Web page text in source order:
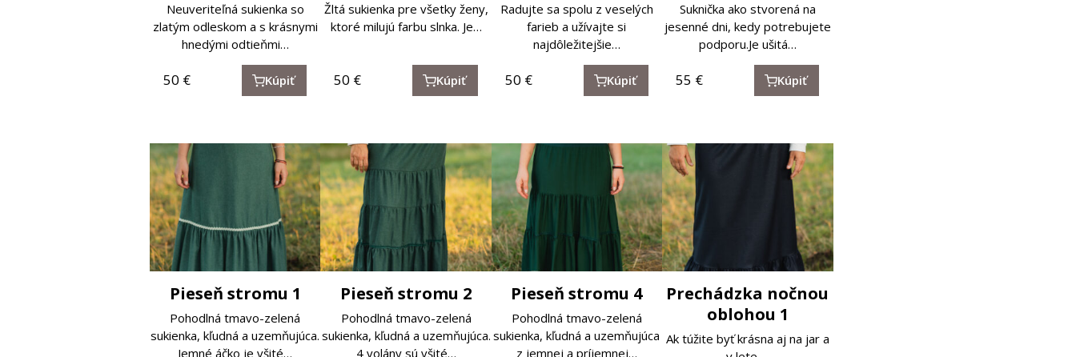
Neuveriteľná sukienka so
zlatým odleskom a s krásnymi
hnedými odtieňmi…
50 € Kúpiť
Žltá sukienka pre všetky ženy,
ktoré milujú farbu slnka. Je…
50 € Kúpiť
Radujte sa spolu z veselých
farieb a užívajte si
najdôležitejšie…
50 € Kúpiť
Suknička ako stvorená na
jesenné dni, kedy potrebujete
podporu.Je ušitá…
55 € Kúpiť
Pieseň stromu 1
Pohodlná tmavo-zelená
sukienka, kľudná a uzemňujúca.
Jemné áčko je všité…
Pieseň stromu 2
Pohodlná tmavo-zelená
sukienka, kľudná a uzemňujúca.
4 volány sú všité…
Pieseň stromu 4
Pohodlná tmavo-zelená
sukienka, kľudná a uzemňujúca
z jemnej a príjemnej…
Prechádzka nočnou
oblohou 1
Ak túžite byť krásna aj na jar a